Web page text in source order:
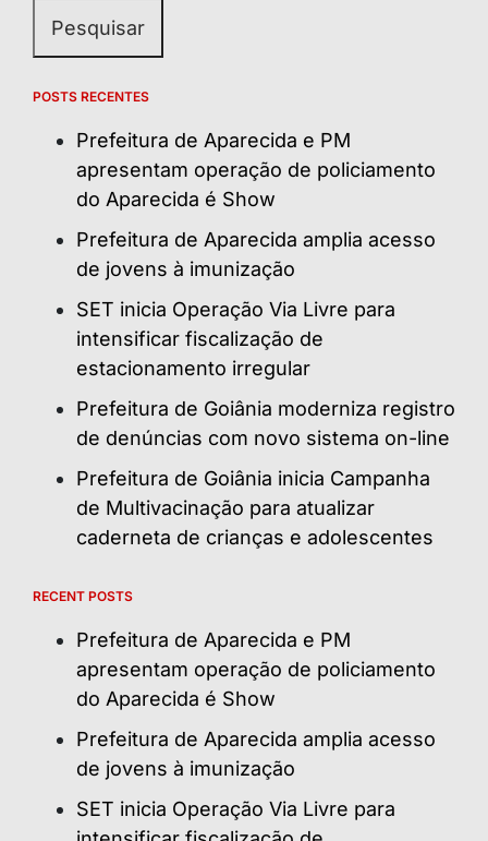
POSTS RECENTES
Prefeitura de Aparecida e PM
apresentam operação de policiamento
do Aparecida é Show
Prefeitura de Aparecida amplia acesso
de jovens à imunização
SET inicia Operação Via Livre para
intensificar fiscalização de
estacionamento irregular
Prefeitura de Goiânia moderniza registro
de denúncias com novo sistema on-line
Prefeitura de Goiânia inicia Campanha
de Multivacinação para atualizar
caderneta de crianças e adolescentes
RECENT POSTS
Prefeitura de Aparecida e PM
apresentam operação de policiamento
do Aparecida é Show
Prefeitura de Aparecida amplia acesso
de jovens à imunização
SET inicia Operação Via Livre para